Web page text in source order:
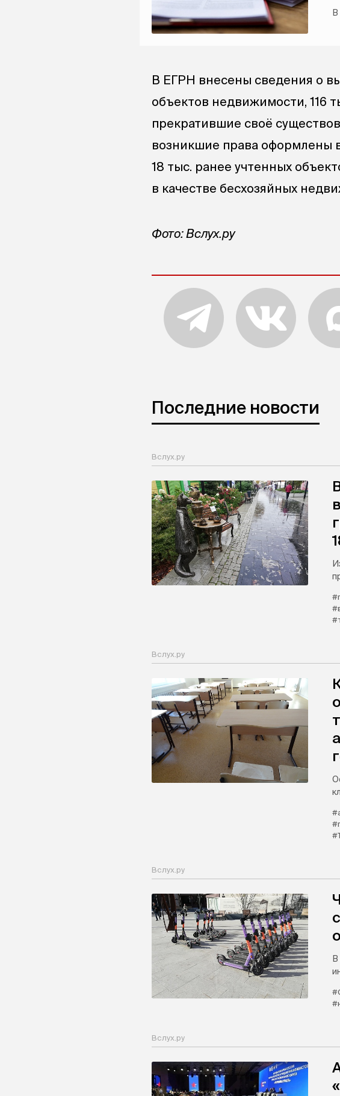
В ЕГРН внесены сведения о
объектов недвижимости, 116
прекратившие своё
возникшие права оформлены
18 тыс. ранее учтенных
в качестве бесхозяйных
Фото: Вслух.ру
Последние новости
Вслух.ру
Вслух.ру
Вслух.ру
Вслух.ру